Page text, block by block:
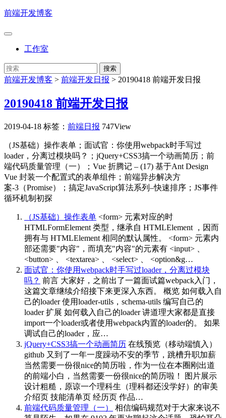
前端开发博客
工作室
前端开发博客 > 前端开发日报 > 20190418 前端开发日报
20190418 前端开发日报
2019-04-18 标签： 前端日报 747View
（JS基础）操作表单；面试官：你使用webpack时手写过
loader，分离过模块吗？；jQuery+CSS3搞一个动画简历；前
端代码质量管理（一）；Vue 折腾记 – (17) 基于Ant Design
Vue 封装一个配置式的表单组件；前端异步解决方
案-3（Promise）；搞定JavaScript算法系列–快速排序；JS事件
循环机制初探
（JS基础）操作表单 <form> 元素对应的时
HTMLFormElement 类型，继承自 HTMLElement ，因而
拥有与 HTMLElement 相同的默认属性。 <form> 元素内
部还需要"内容"，而填充"内容"的元素有 <input> 、
<button> 、 <textarea> 、 <select> 、 <option&g…
面试官：你使用webpack时手写过loader，分离过模块
吗？ 前言 大家好，之前出了一篇面试篇webpack入门，
这篇文章继续介绍接下来更深入东西。 概览 如何载入自
己的loader 使用loader-utils，schema-utils 编写自己的
loader 扩展 如何载入自己的loader 讲道理大家都是直接
import一个loader或者使用webpack内置的loader的。 如果
调试自己的loader，应…
jQuery+CSS3搞一个动画简历 在线预览（移动端慎入）
github 又到了一年一度躁动不安的季节，跳槽升职加薪
当然需要一份很nice的简历啦，作为一位在本圈刚出道
的前端小白，当然需要一份很nice的简历啦！ 图片展示
设计粗糙，原谅一个理科生（理科都还没学好）的审美
介绍页 技能清单页 经历页 作品…
前端代码质量管理（一）
相信编码规范对于大家来说不